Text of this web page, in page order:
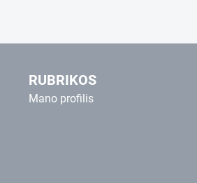
RUBRIKOS
Mano profilis